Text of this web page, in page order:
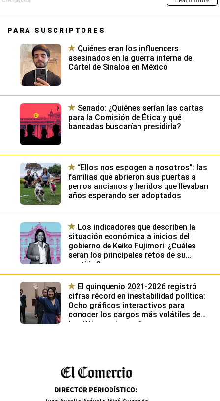
PARA SUSCRIPTORES
Quiénes eran los influencers
asesinados en la guerra interna del
Cártel de Sinaloa en México
Senado: ¿Quiénes serían las cartas
para la Comisión de Ética y qué
bancadas buscarían presidirla?
“Ellos nos escogen a nosotros”: las
familias que abrieron sus puertas a
perros ancianos y heridos que llevaban
años esperando ser adoptados
Los indicadores que describen la
situación económica a inicios del
gobierno de Keiko Fujimori: ¿Cuáles
serán los principales retos de su
gestión?
El quinquenio 2021-2026 registró
cifras récord en inestabilidad política:
Ocho gráficos interactivos para
conocer los cargos más volátiles de
los últimos cinco años
DIRECTOR PERIODÍSTICO: